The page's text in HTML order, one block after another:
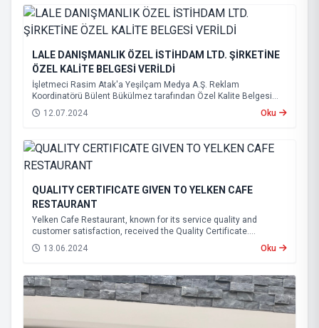
LALE DANIŞMANLIK ÖZEL İSTİHDAM LTD. ŞİRKETİNE
ÖZEL KALİTE BELGESİ VERİLDİ
İşletmeci Rasim Atak'a Yeşilçam Medya A.Ş. Reklam
Koordinatörü Bülent Bükülmez tarafından Özel Kalite Belgesi
takdim edildi.
12.07.2024 Oku
QUALITY CERTIFICATE GIVEN TO YELKEN CAFE
RESTAURANT
Yelken Cafe Restaurant, known for its service quality and
customer satisfaction, received the Quality Certificate.
Yeşilçam Media Chairman Köksal Selçuk presented the Quality
Certificate to restaurant officials Yusuf Şahin and his son Kansu
13.06.2024 Oku